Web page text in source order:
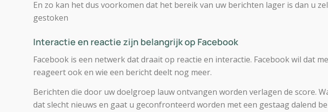
En zo kan het dus voorkomen dat het bereik van uw berichten lager is dan u
gestoken
Interactie en reactie zijn belangrijk op Facebook
Facebook is een netwerk dat draait op reactie en interactie. Facebook wil dat
reageert ook en wie een bericht deelt nog meer.
Berichten die door uw doelgroep lauw ontvangen worden verlagen de score.
dat slecht nieuws en gaat u geconfronteerd worden met een gestaag dalend